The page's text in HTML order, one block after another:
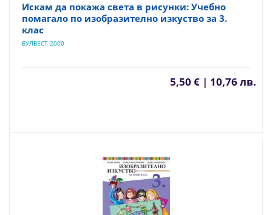
Искам да покажа света в рисунки: Учебно
помагало по изобразително изкуство за 3.
клас
БУЛВЕСТ-2000
5,50 € | 10,76 лв.